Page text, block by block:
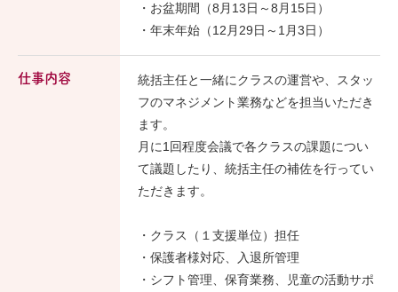
・お盆期間（8月13日～8月15日）
・年末年始（12月29日～1月3日）
仕事内容
統括主任と一緒にクラスの運営や、スタッ
フのマネジメント業務などを担当いただき
ます。
月に1回程度会議で各クラスの課題につい
て議題したり、統括主任の補佐を行ってい
ただきます。
・クラス（１支援単位）担任
・保護者様対応、入退所管理
・シフト管理、保育業務、児童の活動サポ